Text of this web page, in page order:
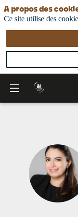
MD
A propos des
Ce site utilise des